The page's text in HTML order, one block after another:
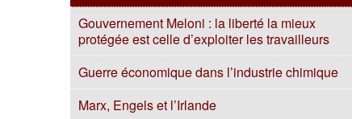
Gouvernement Meloni : la liberté la mieux
protégée est celle d’exploiter les travailleurs
Guerre économique dans l’industrie chimique
Marx, Engels et l’Irlande